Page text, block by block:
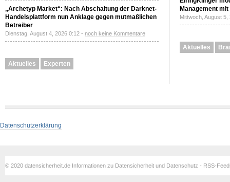
„Archetyp Market“: Nach Abschaltung der Darknet-
Handelsplattform nun Anklage gegen mutmaßlichen
Betreiber
Dienstag, August 4, 2026 0:12 - noch keine Kommentare
Aktuelles Experten
Management
Mittwoch, August
Aktuelles
Datenschutzerklärung
© 2020 datensicherheit.de Informationen zu Datensicherheit und Datenschutz - RSS-